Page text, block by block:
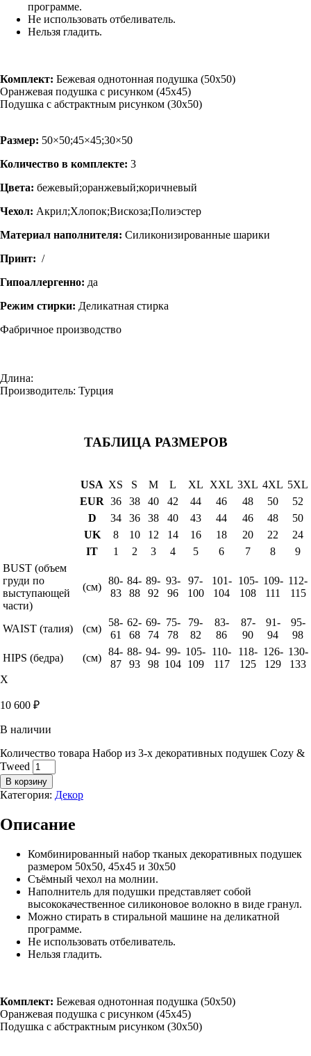
программе.
Не использовать отбеливатель.
Нельзя гладить.
Комплект: Бежевая однотонная подушка (50х50)
Оранжевая подушка с рисунком (45х45)
Подушка с абстрактным рисунком (30х50)
Размер: 50×50;45×45;30×50
Количество в комплекте: 3
Цвета: бежевый;оранжевый;коричневый
Чехол: Акрил;Хлопок;Вискоза;Полиэстер
Материал наполнителя: Силиконизированные шарики
Принт: /
Гипоаллергенно: да
Режим стирки: Деликатная стирка
Фабричное производство
Длина:
Производитель: Турция
ТАБЛИЦА РАЗМЕРОВ
USA XS S M L XL XXL 3XL 4XL 5XL
EUR 36 38 40 42 44 46 48 50
52
D
34 36 38 40 43 44 46 48
50
UK
8 10 12 14 16 18 20 22
24
IT
1 2 3 4 5 6 7 8
9
BUST (объем
груди по
выступающей
части)
(см)
80-
83
84-
88
89-
92
93-
96
97-
100
101-
104
105-
108
109-
111
112-
115
WAIST (талия) (см)
58-
61
62-
68
69-
74
75-
78
79-
82
83-
86
87-
90
91-
94
95-
98
HIPS (бедра)
(см)
84-
87
88-
93
94-
98
99-
104
105-
109
110-
117
118-
125
126-
129
130-
133
X
10 600 ₽
В наличии
Количество товара Набор из 3-х декоративных подушек Cozy &
Tweed
В корзину
Категория: Декор
Описание
Комбинированный набор тканых декоративных подушек
размером 50х50, 45х45 и 30х50
Съёмный чехол на молнии.
Наполнитель для подушки представляет собой
высококачественное силиконовое волокно в виде гранул.
Можно стирать в стиральной машине на деликатной
программе.
Не использовать отбеливатель.
Нельзя гладить.
Комплект: Бежевая однотонная подушка (50х50)
Оранжевая подушка с рисунком (45х45)
Подушка с абстрактным рисунком (30х50)